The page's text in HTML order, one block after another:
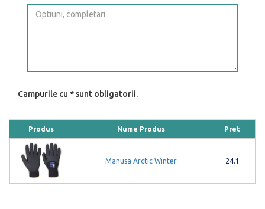
Campurile cu * sunt obligatorii.
Produs Nume Produs Pret
Manusa Arctic Winter 24.1